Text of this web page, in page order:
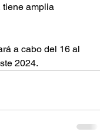
tiene amplia
a cabo del 16 al
2024.